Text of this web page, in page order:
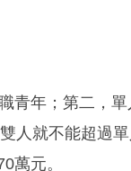
青年；第二，
人就不能超過
萬元。